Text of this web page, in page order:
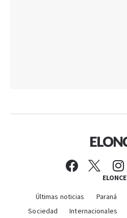
ELONCE
Últimas noticias Paraná
Sociedad
Internacionales